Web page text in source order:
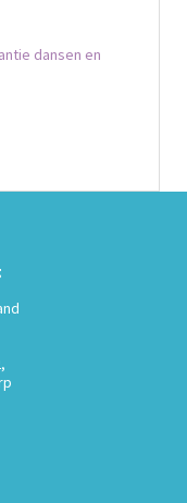
dansen en